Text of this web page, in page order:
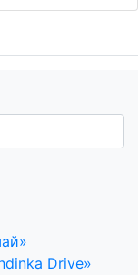
Drive»